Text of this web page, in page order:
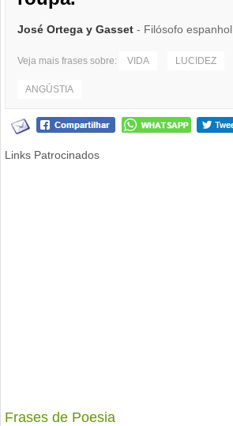
José Ortega y Gasset - Filósofo espanhol
Veja mais frases sobre: VIDA LUCIDEZ
ANGÚSTIA
Links Patrocinados
Frases de Poesia